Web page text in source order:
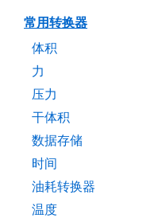
常用转换器
体积
力
压力
干体积
数据存储
时间
油耗转换器
温度